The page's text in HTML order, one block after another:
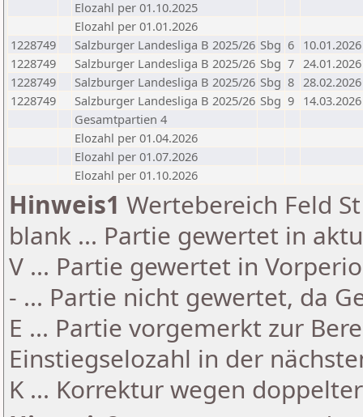
Elozahl per 01.10.2025
Elozahl per 01.01.2026
1228749
Salzburger Landesliga B 2025/26 Sbg 6 10.01.2026
1228749
Salzburger Landesliga B 2025/26 Sbg 7 24.01.2026
1228749
Salzburger Landesliga B 2025/26 Sbg 8 28.02.2026
1228749
Salzburger Landesliga B 2025/26 Sbg 9 14.03.2026
Gesamtpartien 4
Elozahl per 01.04.2026
Elozahl per 01.07.2026
Elozahl per 01.10.2026
Hinweis1 Wertebereich Feld
blank ... Partie gewertet in
V ... Partie gewertet in
- ... Partie nicht gewertet, da
E ... Partie vorgemerkt zur
Einstiegselozahl in der
K ... Korrektur wegen